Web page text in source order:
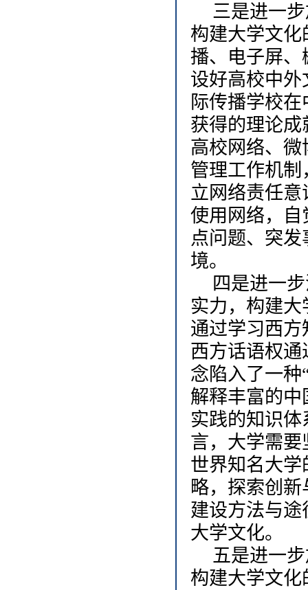
三是进一
构建大学文
播、电子屏
设好高校中
际传播学校
获得的理论
高校网络、
管理工作机
立网络责任
使用网络，
点问题、突
境。
四是进一
实力，构建
通过学习西
西方话语权
念陷入了一种
解释丰富的
实践的知识
言，大学需
世界知名大
略，探索创
建设方法与
大学文化。
五是进一
构建大学文